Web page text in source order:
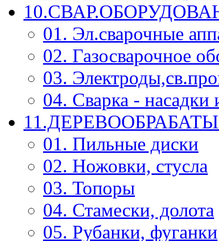
01. Эл.сварочные
02. Газосварочное
03.
04. Сварка -
01. Пильные диски
02. Ножовки, стусла
03. Топоры
04. Стамески, долота
05. Рубанки, фуганки